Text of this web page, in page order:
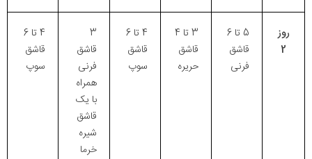
روز
2
5 تا 6
قاشق
فرنی
3 تا 4
قاشق
حریره
4 تا 6
قاشق
سوپ
3
قاشق
فرنی
همراه
با یک
قاشق
شیره
خرما
4 تا 6
قاشق
سوپ